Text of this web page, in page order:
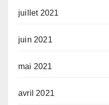
juillet 2021
juin 2021
mai 2021
avril 2021